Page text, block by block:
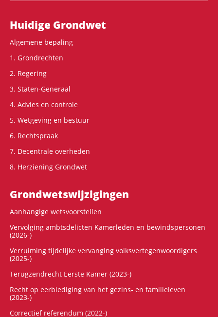
Hoofdnavigatie
Huidige Grondwet
Algemene bepaling
1. Grondrechten
2. Regering
3. Staten-Generaal
4. Advies en controle
5. Wetgeving en bestuur
6. Rechtspraak
7. Decentrale overheden
8. Herziening Grondwet
Grondwets­wijzigingen
Aanhangige wetsvoorstellen
Vervolging ambtsdelicten Kamerleden en bewindspersonen
(2026-)
Verruiming tijdelijke vervanging volksvertegenwoordigers
(2025-)
Terugzendrecht Eerste Kamer (2023-)
Recht op eerbiediging van het gezins- en familieleven
(2023-)
Correctief referendum (2022-)